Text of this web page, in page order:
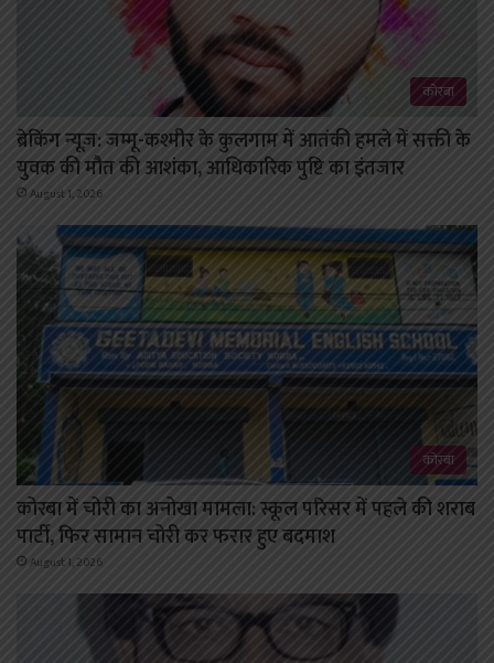
कोरबा
ब्रेकिंग न्यूज़: जम्मू-कश्मीर के कुलगाम में आतंकी हमले में सक्ती के
युवक की मौत की आशंका, आधिकारिक पुष्टि का इंतजार
August 1, 2026
कोरबा
कोरबा में चोरी का अनोखा मामला: स्कूल परिसर में पहले की शराब
पार्टी, फिर सामान चोरी कर फरार हुए बदमाश
August 1, 2026